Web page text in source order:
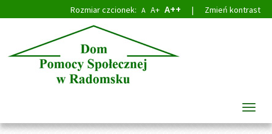
do
do
Rozmiar czcionek: A A+ A++ | Zmień kontrast